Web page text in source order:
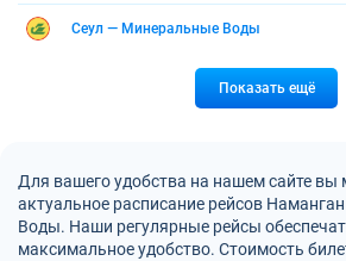
Сеул — Минеральные Воды
Показать ещё
Для вашего удобства на нашем сайте вы
актуальное расписание рейсов
Воды. Наши регулярные рейсы
максимальное удобство. Стоимость